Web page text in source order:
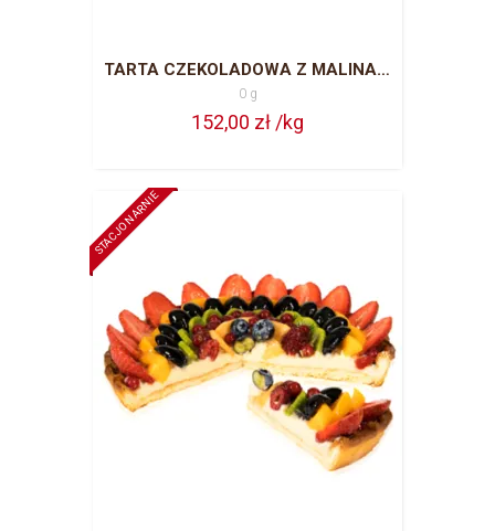
TARTA CZEKOLADOWA Z MALINAMI - TYLKO SEZON LETNI
0 g
152,00 zł /kg
STACJONARNIE